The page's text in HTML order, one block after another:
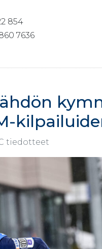
854
7636
tiedotteet